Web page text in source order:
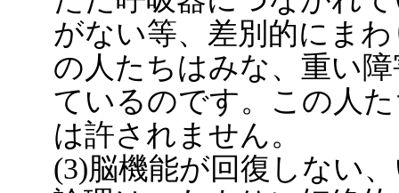
がない等、差別的にま
の人たちはみな、重い
ているのです。この人
は許されません。
(3)脳機能が回復しない